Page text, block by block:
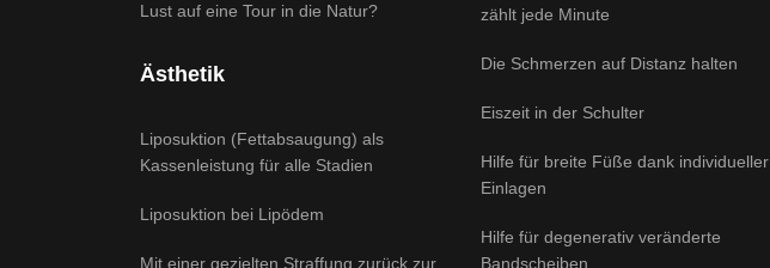
Lust auf eine Tour in die Natur?
Ästhetik
Liposuktion (Fettabsaugung) als
Kassenleistung für alle Stadien
Liposuktion bei Lipödem
Mit einer gezielten Straffung zurück zur
zählt jede Minute
Die Schmerzen auf Distanz halten
Eiszeit in der Schulter
Hilfe für breite Füße dank individueller
Einlagen
Hilfe für degenerativ veränderte
Bandscheiben